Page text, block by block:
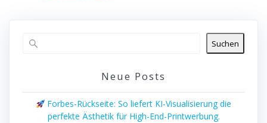
Suchen
Neue Posts
Forbes-Rückseite: So liefert KI-Visualisierung die
perfekte Ästhetik für High-End-Printwerbung.